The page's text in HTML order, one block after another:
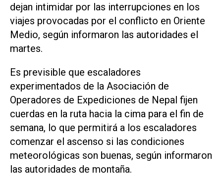
dejan intimidar por las interrupciones en los
viajes provocadas por el conflicto en Oriente
Medio, según informaron las autoridades el
martes.
Es previsible que escaladores
experimentados de la Asociación de
Operadores de Expediciones de Nepal fijen
cuerdas en la ruta hacia la cima para el fin de
semana, lo que permitirá ​a los escaladores
⁠comenzar el ascenso si las condiciones
meteorológicas son buenas, según informaron
‌las autoridades de montaña.